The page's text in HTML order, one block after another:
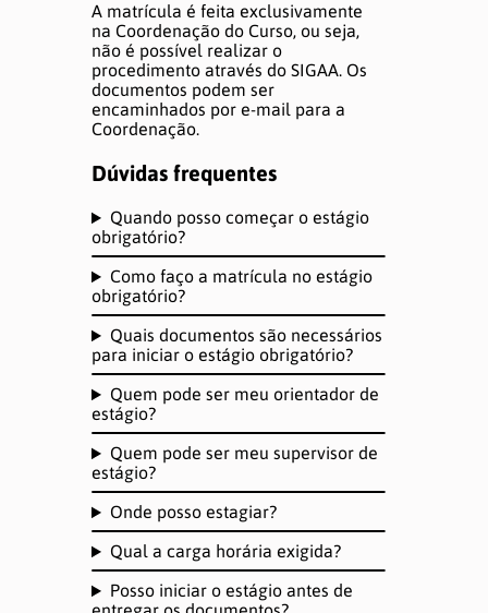
A matrícula é feita exclusivamente
na Coordenação do Curso, ou seja,
não é possível realizar o
procedimento através do SIGAA. Os
documentos podem ser
encaminhados por e-mail para a
Coordenação.
Dúvidas frequentes
Quando posso começar o estágio
obrigatório?
Como faço a matrícula no estágio
obrigatório?
Quais documentos são necessários
para iniciar o estágio obrigatório?
Quem pode ser meu orientador de
estágio?
Quem pode ser meu supervisor de
estágio?
Onde posso estagiar?
Qual a carga horária exigida?
Posso iniciar o estágio antes de